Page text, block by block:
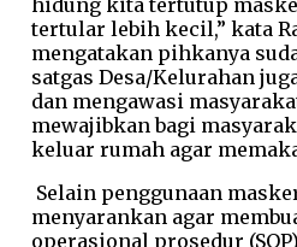
tertular lebih kecil,” kata
mengatakan pihkanya
satgas Desa/Kelurahan
dan mengawasi
mewajibkan bagi
keluar rumah agar
Selain penggunaan
menyarankan agar
operasional prosedur